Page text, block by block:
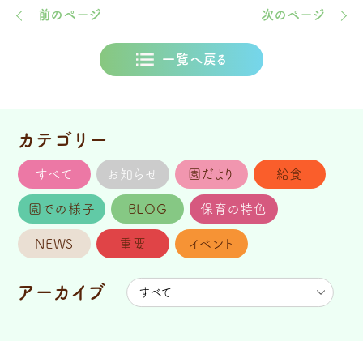
前のページ 次のページ
一覧へ戻る
カテゴリー
すべて お知らせ 園だより 給食
園での様子 BLOG 保育の特色
NEWS 重要 イベント
アーカイブ